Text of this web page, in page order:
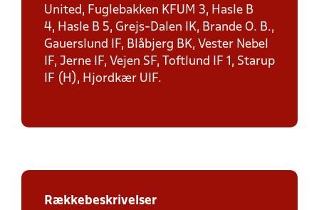
United, Fuglebakken KFUM 3, Hasle B
4, Hasle B 5, Grejs-Dalen IK, Brande O. B.,
Gauerslund IF, Blåbjerg BK, Vester Nebel
IF, Jerne IF, Vejen SF, Toftlund IF 1, Starup
IF (H), Hjordkær UIF.
Rækkebeskrivelser